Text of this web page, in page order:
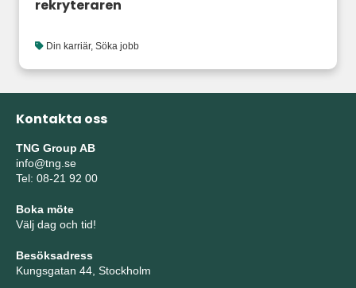
rekryteraren
Din karriär, Söka jobb
Kontakta oss
TNG Group AB
info@tng.se
Tel: 08-21 92 00
Boka möte
Välj dag och tid!
Besöksadress
Kungsgatan 44, Stockholm